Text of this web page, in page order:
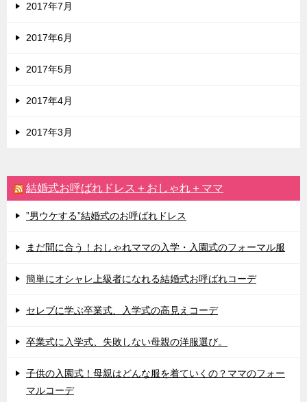
2017年7月
2017年6月
2017年5月
2017年4月
2017年3月
結婚式お呼ばれドレス＋おしゃれ＋ママ
”男ウケする”結婚式のお呼ばれドレス
まだ間に合う！おしゃれママの入学・入園式のフォーマル服
簡単にオシャレ上級者になれる結婚式お呼ばれコーデ
セレブに学ぶ卒業式、入学式の高見えコーデ
卒業式に入学式、失敗しない母親の洋服選び。
子供の入園式！母親はどんな服を着ていくの？ママのフォー
マルコーデ